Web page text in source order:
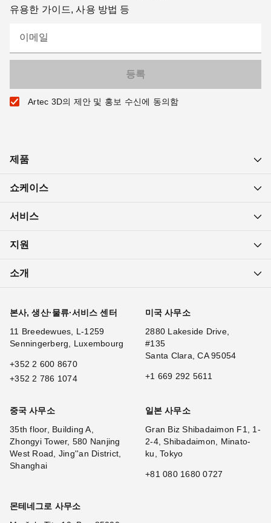
유용한 가이드, 사용 방법 등
이메일
Artec 3D의 제안 및 홍보 수신에 동의함
제품
쇼케이스
서비스
지원
소개
본사, 생산·물류·서비스 센터
11 Breedewues, L-1259
Senningerberg, Luxembourg
+352 2 600 8670
+352 2 786 1074
미국 사무소
2880 Lakeside Drive,
#135
Santa Clara, CA 95054
+1 669 292 5611
중국 사무소
35th floor, Building A,
Zhongyi Tower, 580 Nanjing
West Road, Jing''an District,
Shanghai
일본 사무소
Gran Biz Shibadaimon F1, 1-
2-4, Shibadaimon, Minato-
ku, Tokyo
+81 080 1680 0727
몬테네그로 사무소